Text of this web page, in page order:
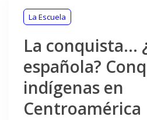
La Escuela
La conquista…
española?
indígenas en
Centroamérica